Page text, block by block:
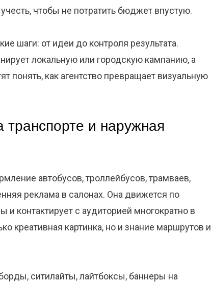
чтобы не потратить бюджет впустую.
шаги: от идеи до контроля результата.
локальную или городскую кампанию, а
понять, как агентство превращает визуальную
транспорте и наружная
автобусов, троллейбусов, трамваев,
реклама в салонах. Она движется по
и контактирует с аудиторией многократно в
креативная картинка, но и знание маршрутов и
ситилайты, лайтбоксы, баннеры на